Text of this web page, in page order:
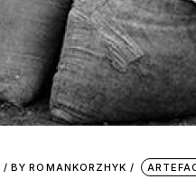
BY ROMANKORZHYK